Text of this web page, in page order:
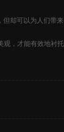
却可以为人们带
，才能有效地衬